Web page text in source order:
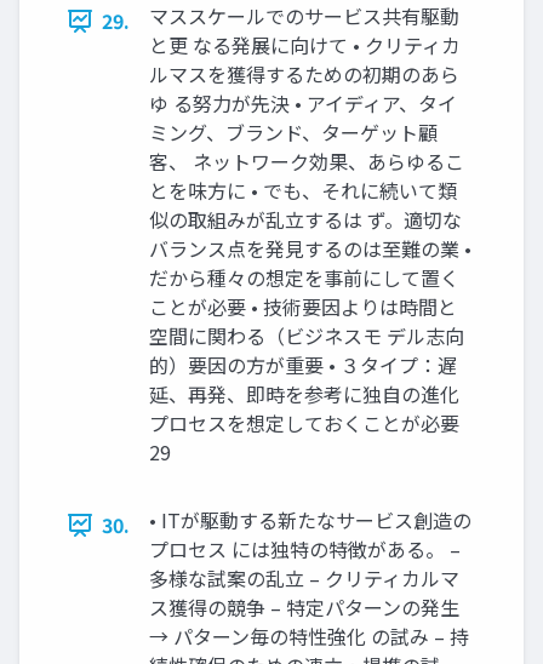
29.
マススケールでのサービス共有駆動
と更 なる発展に向けて • クリティカ
ルマスを獲得するための初期のあら
ゆ る努力が先決 • アイディア、タイ
ミング、ブランド、ターゲット顧
客、 ネットワーク効果、あらゆるこ
とを味方に • でも、それに続いて類
似の取組みが乱立するは ず。適切な
バランス点を発見するのは至難の業 •
だから種々の想定を事前にして置く
ことが必要 • 技術要因よりは時間と
空間に関わる（ビジネスモ デル志向
的）要因の方が重要 • ３タイプ：遅
延、再発、即時を参考に独自の進化
プロセスを想定しておくことが必要
29
30.
• ITが駆動する新たなサービス創造の
プロセス には独特の特徴がある。 –
多様な試案の乱立 – クリティカルマ
ス獲得の競争 – 特定パターンの発生
→ パターン毎の特性強化 の試み – 持